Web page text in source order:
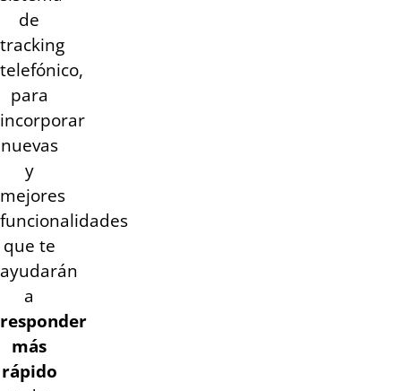
de
tracking
telefónico,
para
incorporar
nuevas
y
mejores
funcionalidades
que te
ayudarán
a
responder
más
rápido